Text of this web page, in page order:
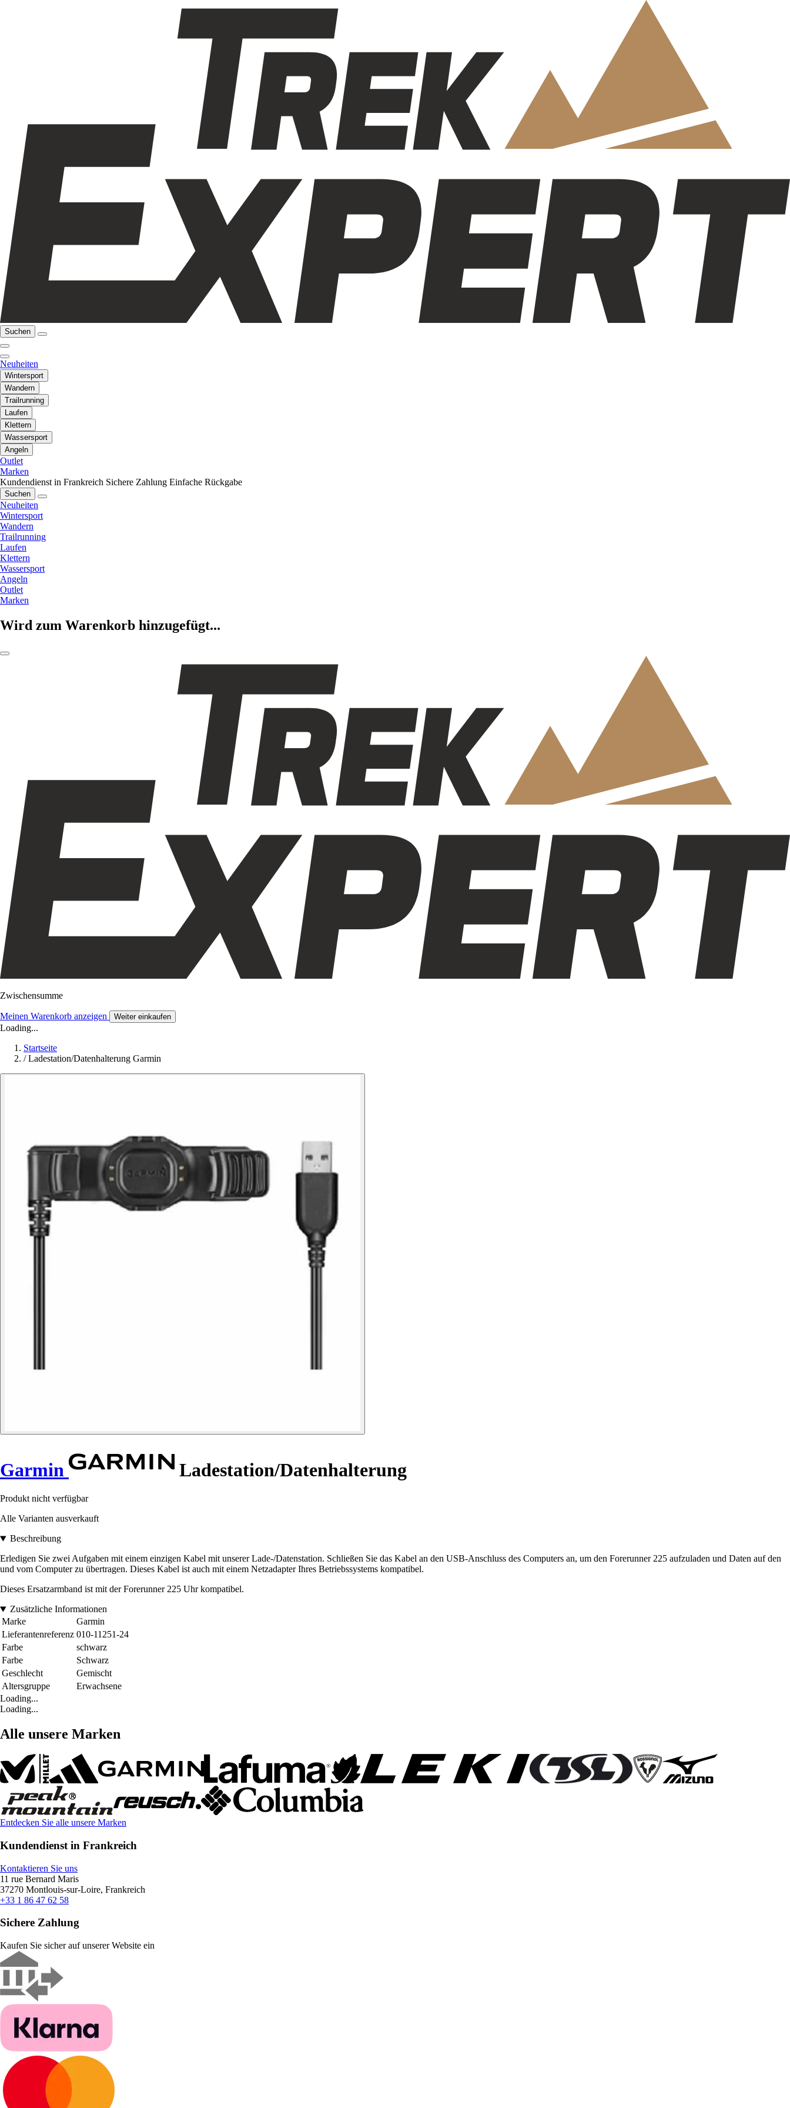
Suchen
Neuheiten
Wintersport
Wandern
Trailrunning
Laufen
Klettern
Wassersport
Angeln
Outlet
Marken
Kundendienst in Frankreich Sichere Zahlung Einfache Rückgabe
Suchen
Neuheiten
Wintersport
Wandern
Trailrunning
Laufen
Klettern
Wassersport
Angeln
Outlet
Marken
Wird zum Warenkorb hinzugefügt...
Zwischensumme
Meinen Warenkorb anzeigen Weiter einkaufen
Loading...
Startseite
/ Ladestation/Datenhalterung Garmin
Garmin Ladestation/Datenhalterung
Produkt nicht verfügbar
Alle Varianten ausverkauft
Beschreibung
Erledigen Sie zwei Aufgaben mit einem einzigen Kabel mit unserer Lade-/Datenstation. Schließen Sie das Kabel an den USB-Anschluss des Computers an, um den Forerunner 225 aufzuladen und Daten auf den
und vom Computer zu übertragen. Dieses Kabel ist auch mit einem Netzadapter Ihres Betriebssystems kompatibel.
Dieses Ersatzarmband ist mit der Forerunner 225 Uhr kompatibel.
Zusätzliche Informationen
Marke
Garmin
Lieferantenreferenz 010-11251-24
Farbe
schwarz
Farbe
Schwarz
Geschlecht
Gemischt
Altersgruppe
Erwachsene
Loading...
Loading...
Alle unsere Marken
Entdecken Sie alle unsere Marken
Kundendienst in Frankreich
Kontaktieren Sie uns
11 rue Bernard Maris
37270 Montlouis-sur-Loire, Frankreich
+33 1 86 47 62 58
Sichere Zahlung
Kaufen Sie sicher auf unserer Website ein